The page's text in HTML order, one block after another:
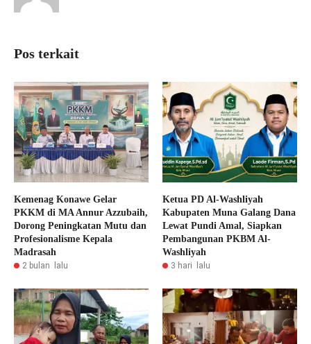
Pos terkait
Kemenag Konawe Gelar
PKKM di MA Annur Azzubaih,
Dorong Peningkatan Mutu dan
Profesionalisme Kepala
Madrasah
2 bulan lalu
Ketua PD Al-Washliyah
Kabupaten Muna Galang Dana
Lewat Pundi Amal, Siapkan
Pembangunan PKBM Al-
Washliyah
3 hari lalu